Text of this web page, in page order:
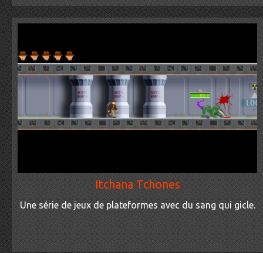
Itchana Tchones
Une série de jeux de plateformes avec du sang qui gicle.